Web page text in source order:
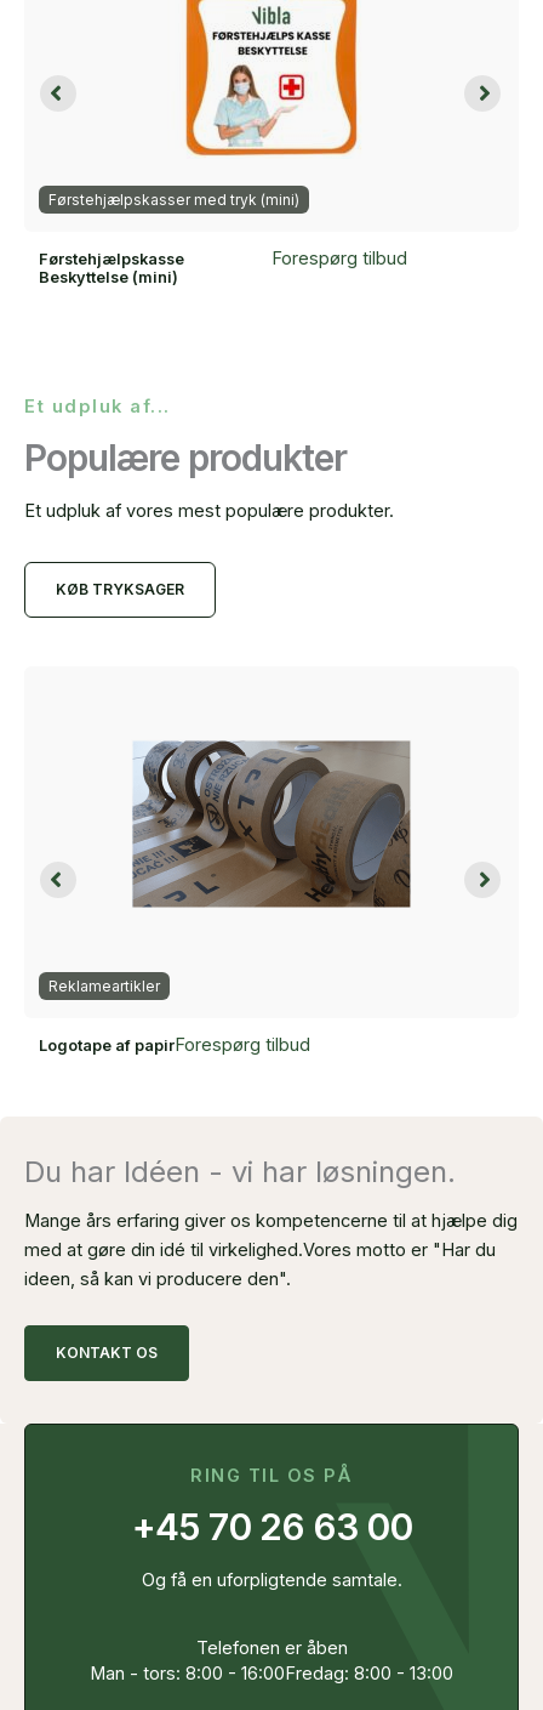
Førstehjælpskasser med tryk (mini)
Førstehjælpskasse
Beskyttelse (mini)
Forespørg tilbud
Reklameartikler
Logotape af papirForespørg tilbud
Et udpluk af...
Populære produkter
Et udpluk af vores mest populære produkter.
KØB TRYKSAGER
Du har Idéen - vi har løsningen.
Mange års erfaring giver os kompetencerne til at hjælpe dig
med at gøre din idé til virkelighed.Vores motto er "Har du
ideen, så kan vi producere den".
KONTAKT OS
RING TIL OS PÅ
+45 70 26 63 00
Og få en uforpligtende samtale.
Telefonen er åben
Man - tors: 8:00 - 16:00Fredag: 8:00 - 13:00